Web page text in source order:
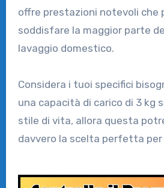
offre prestazioni notevoli che
soddisfare la maggior parte
lavaggio domestico.
Considera i tuoi specifici
una capacità di carico di 3 kg
stile di vita, allora questa
davvero la scelta perfetta per